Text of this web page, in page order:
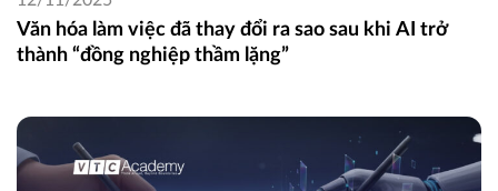
Văn hóa làm việc đã thay đổi ra sao sau khi AI trở
thành “đồng nghiệp thầm lặng”